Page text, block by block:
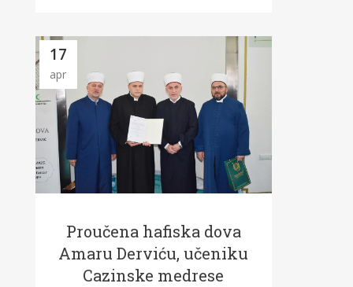
17
apr
Proučena hafiska dova
Amaru Derviću, učeniku
Cazinske medrese